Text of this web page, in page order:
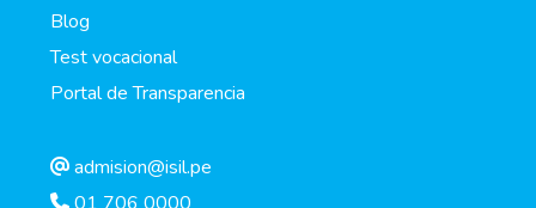
Blog
Test vocacional
Portal de Transparencia
admision@isil.pe